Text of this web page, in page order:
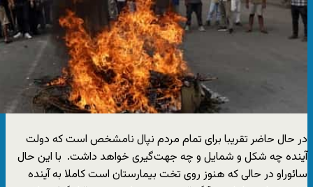
در حال حاضر تقریبا برای تمام مردم نپال نامشخص است که دولت
آینده چه شکل و شمایل و چه جهت‌گیری خواهد داشت. با این حال
سائوراو در حالی که هنوز روی تخت بیمارستان است کاملا به آینده